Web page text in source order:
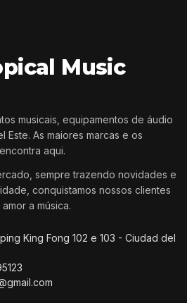
Music
musicais, equipamentos de áudio
Este. As maiores marcas e os
aqui.
sempre trazendo novidades e
conquistamos nossos clientes
a música.
King Fong 102 e 103 - Ciudad del